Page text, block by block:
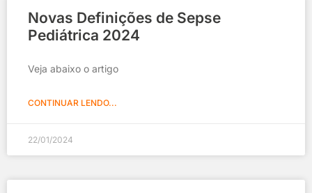
Novas Definições de Sepse
Pediátrica 2024
Veja abaixo o artigo
CONTINUAR LENDO...
22/01/2024